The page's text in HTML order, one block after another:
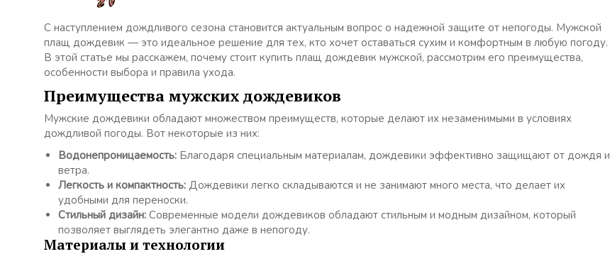
С наступлением дождливого сезона становится актуальным вопрос о надежной защите от непогоды. Мужской
плащ дождевик — это идеальное решение для тех, кто хочет оставаться сухим и комфортным в любую погоду.
В этой статье мы расскажем, почему стоит купить плащ дождевик мужской, рассмотрим его преимущества,
особенности выбора и правила ухода.
Преимущества мужских дождевиков
Мужские дождевики обладают множеством преимуществ, которые делают их незаменимыми в условиях
дождливой погоды. Вот некоторые из них:
Водонепроницаемость: Благодаря специальным материалам, дождевики эффективно защищают от дождя и
ветра.
Легкость и компактность: Дождевики легко складываются и не занимают много места, что делает их
удобными для переноски.
Стильный дизайн: Современные модели дождевиков обладают стильным и модным дизайном, который
позволяет выглядеть элегантно даже в непогоду.
Материалы и технологии